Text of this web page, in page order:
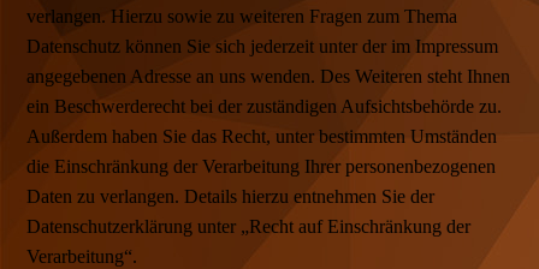
verlangen. Hierzu sowie zu weiteren Fragen zum Thema
Datenschutz können Sie sich jederzeit unter der im Impressum
angegebenen Adresse an uns wenden. Des Weiteren steht Ihnen
ein Beschwerderecht bei der zuständigen Aufsichtsbehörde zu.
Außerdem haben Sie das Recht, unter bestimmten Umständen
die Einschränkung der Verarbeitung Ihrer personenbezogenen
Daten zu verlangen. Details hierzu entnehmen Sie der
Datenschutzerklärung unter „Recht auf Einschränkung der
Verarbeitung“.